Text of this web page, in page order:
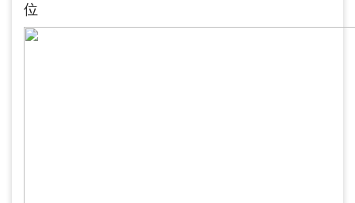
位